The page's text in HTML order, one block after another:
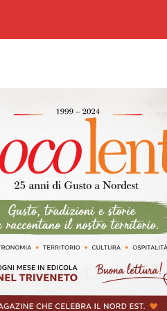
finale con Il Volo